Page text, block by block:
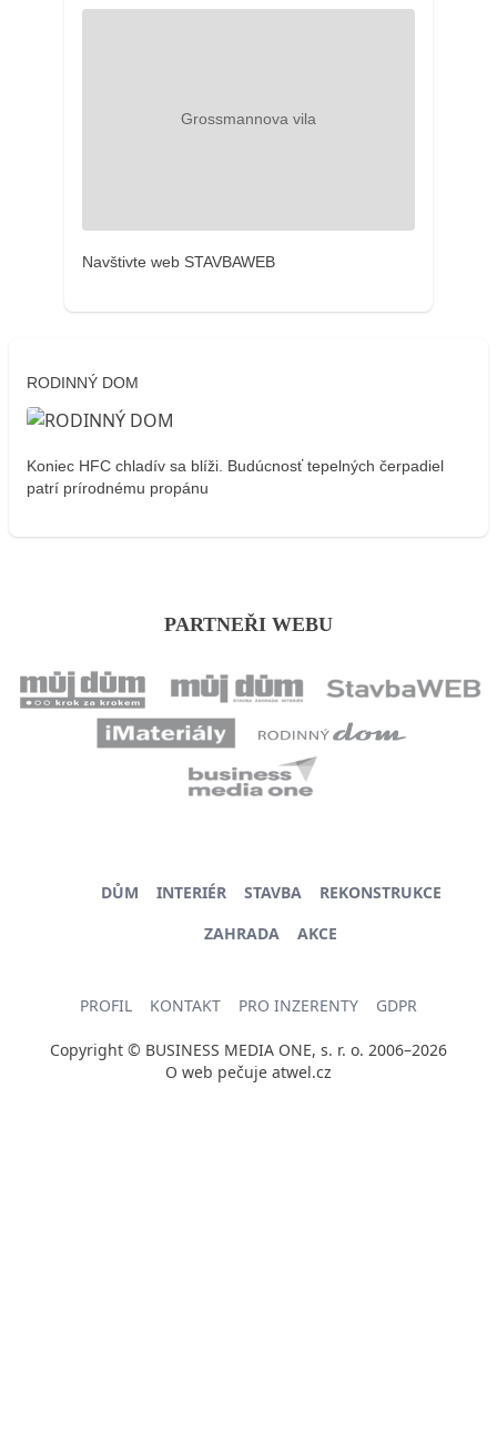
Navštivte web STAVBAWEB
RODINNÝ DOM
Koniec HFC chladív sa blíži. Budúcnosť tepelných čerpadiel
patrí prírodnému propánu
PARTNEŘI WEBU
DŮM INTERIÉR STAVBA
REKONSTRUKCE
ZAHRADA
AKCE
PROFIL KONTAKT PRO INZERENTY GDPR
Copyright © BUSINESS MEDIA ONE, s. r. o. 2006–2026